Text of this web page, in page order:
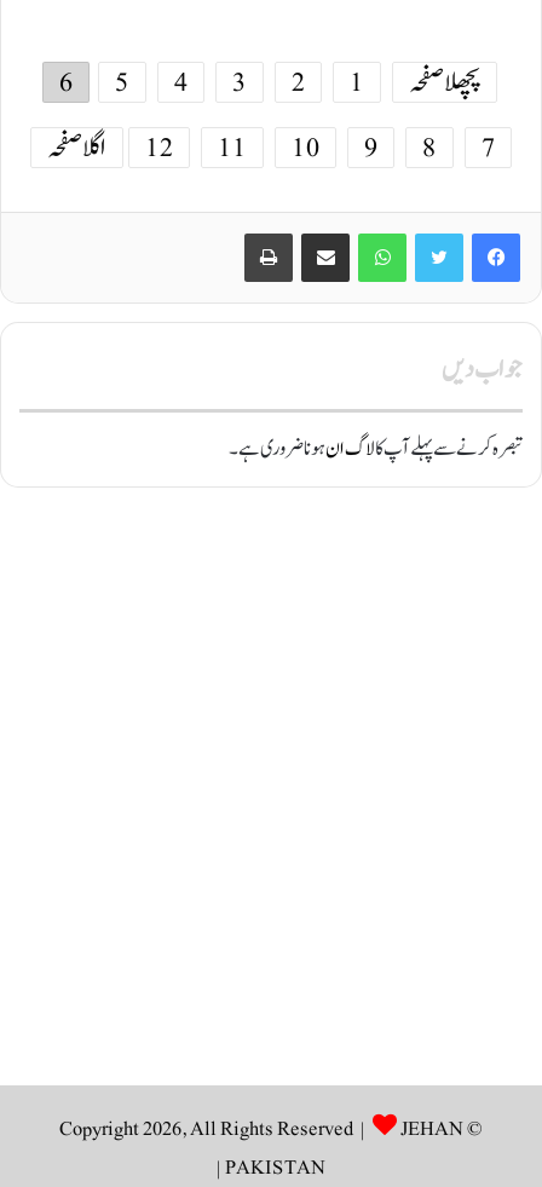
پچھلا صفحہ 1
2
3
4
5
6
7
8
9
10
11
12 اگلا صفحہ
Facebook
Twitter
WhatsApp
Share via Email
Print
جواب دیں
تبصرہ کرنے سے پہلے آپ کالاگ انہونا ضروری ہے۔
© Copyright 2026, All Rights Reserved |
JEHAN
PAKISTAN
|